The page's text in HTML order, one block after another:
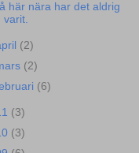
här nära har det aldrig
varit.
(2)
(2)
(6)
(3)
(3)